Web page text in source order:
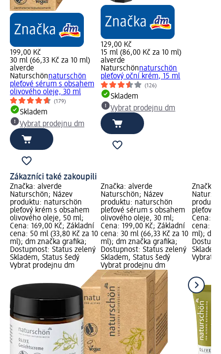
199,00 Kč
30 ml (66,33 Kč za 10 ml)
alverde
Naturschönnaturschön
pleťové sérum s obsahem
olivového oleje, 30 ml
(179)
Skladem
Vybrat prodejnu dm
129,00 Kč
15 ml (86,00 Kč za 10 ml)
alverde
Naturschönnaturschön
pleťový oční krém, 15 ml
(126)
Skladem
Vybrat prodejnu dm
Zákazníci také zakoupili
Značka: alverde
Naturschön; Název
produktu: naturschön
pleťový krém s obsahem
olivového oleje, 50 ml;
Cena: 169,00 Kč; Základní
cena: 50 ml (33,80 Kč za 10
ml); dm značka grafika;
Dostupnost: Status zelený
Skladem, Status šedý
Vybrat prodejnu dm
Značka: alverde
Naturschön; Název
produktu: naturschön
pleťové sérum s obsahem
olivového oleje, 30 ml;
Cena: 199,00 Kč; Základní
cena: 30 ml (66,33 Kč za 10
ml); dm značka grafika;
Dostupnost: Status zelený
Skladem, Status šedý
Vybrat prodejnu dm
Značka:
pleťový
Cena:
cena: 15
ml); dm
Vybrat